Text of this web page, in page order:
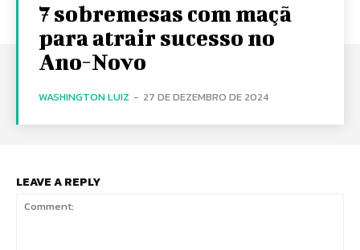
7 sobremesas com maçã
para atrair sucesso no
Ano-Novo
WASHINGTON LUIZ - 27 DE DEZEMBRO DE 2024
LEAVE A REPLY